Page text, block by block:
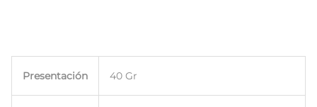
Presentación 40 Gr